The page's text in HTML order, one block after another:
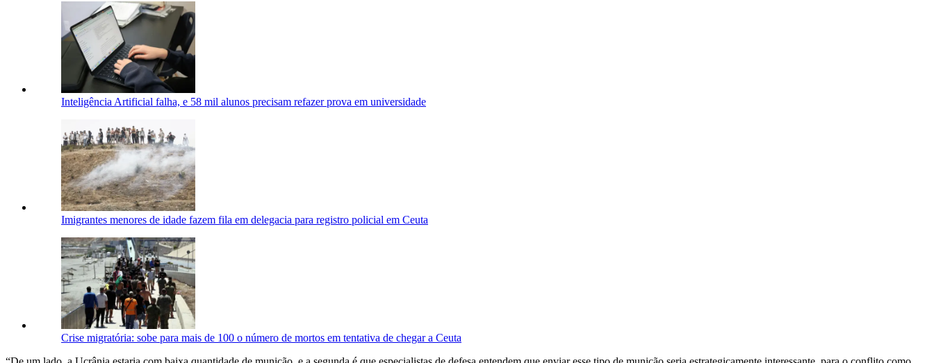
Inteligência Artificial falha, e 58 mil alunos precisam refazer prova em universidade
Imigrantes menores de idade fazem fila em delegacia para registro policial em Ceuta
Crise migratória: sobe para mais de 100 o número de mortos em tentativa de chegar a Ceuta